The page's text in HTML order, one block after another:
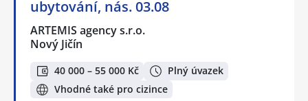
ubytování, nás. 03.08
ARTEMIS agency s.r.o.
Nový Jičín
40 000 – 55 000 Kč
Plný úvazek
Vhodné také pro cizince